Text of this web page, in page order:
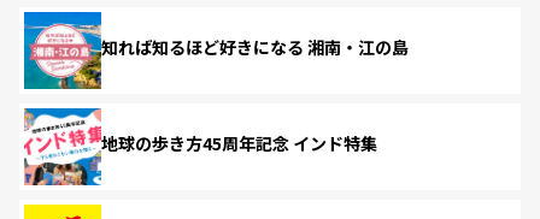
知れば知るほど好きになる 湘南・江の島
地球の歩き方45周年記念 インド特集